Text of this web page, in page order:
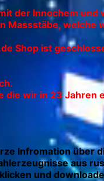
der Innochem
Massstäbe, welche
Shop ist
wir in 23 Jahren
Infromation über
aus
und